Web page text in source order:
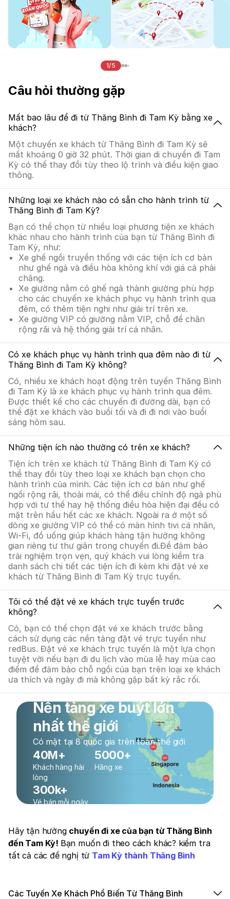
1/5
Câu hỏi thường gặp
Mất bao lâu để đi từ Thăng Bình đi Tam Kỳ bằng xe
khách?
Một chuyến xe khách từ Thăng Bình đi Tam Kỳ sẽ
mất khoảng 0 giờ 32 phút. Thời gian di chuyển đi Tam
Kỳ có thể thay đổi tùy theo lộ trình và điều kiện giao
thông.
Những loại xe khách nào có sẵn cho hành trình từ
Thăng Bình đi Tam Kỳ?
Bạn có thể chọn từ nhiều loại phương tiện xe khách
khác nhau cho hành trình của bạn từ Thăng Bình đi
Tam Kỳ, như:
Xe ghế ngồi truyền thống với các tiện ích cơ bản
như ghế ngả và điều hòa không khí với giá cả phải
chăng.
Xe giường nằm có ghế ngả thành giường phù hợp
cho các chuyến xe khách phục vụ hành trình qua
đêm, có thêm tiện nghi như giải trí trên xe.
Xe giường VIP có giường nằm VIP, chỗ để chân
rộng rãi và hệ thống giải trí cá nhân.
Có xe khách phục vụ hành trình qua đêm nào đi từ
Thăng Bình đi Tam Kỳ không?
Có, nhiều xe khách hoạt động trên tuyến Thăng Bình
đi Tam Kỳ là xe khách phục vụ hành trình qua đêm.
Được thiết kế cho các chuyến đi đường dài, bạn có
thể đặt xe khách vào buổi tối và đi đi nơi vào buổi
sáng hôm sau.
Những tiện ích nào thường có trên xe khách?
Tiện ích trên xe khách từ Thăng Bình đi Tam Kỳ có
thể thay đổi tùy theo loại xe khách bạn chọn cho
hành trình của mình. Các tiện ích cơ bản như ghế
ngồi rộng rãi, thoải mái, có thể điều chỉnh độ ngả phù
hợp với tư thế hay hệ thống điều hòa hiện đại đều có
mặt trên hầu hết các xe khách. Ngoài ra ở một số
dòng xe giường VIP có thể có màn hình tivi cá nhân,
Wi-Fi, đồ uống giúp khách hàng tận hưởng không
gian riêng tư thư giãn trong chuyến đi.Để đảm bảo
trải nghiệm trọn vẹn, quý khách vui lòng kiểm tra
danh sách chi tiết các tiện ích đi kèm khi đặt vé xe
khách từ Thăng Bình đi Tam Kỳ trực tuyến.
Tôi có thể đặt vé xe khách trực tuyến trước
không?
Có, bạn có thể chọn đặt vé xe khách trước bằng
cách sử dụng các nền tảng đặt vé trực tuyến như
redBus. Đặt vé xe khách trực tuyến là một lựa chọn
tuyệt vời nếu bạn đi du lịch vào mùa lễ hay mùa cao
điểm để đảm bảo chỗ ngồi của bạn trên loại xe khách
ưa thích và ngày đi mà không gặp bất kỳ rắc rối.
Nền tảng xe buýt lớn
nhất thế giới
Có mặt tại 8 quốc gia trên toàn thế giới
40M+
Khách hàng hài
lòng
5000+
Hãng xe
300k+
Vé bán mỗi ngày
Hãy tận hưởng chuyến đi xe của bạn từ Thăng Bình
đến Tam Kỳ! Bạn muốn đi theo cách khác? kiểm tra
tất cả các đề nghị từ Tam Kỳ thành Thăng Bình
Các Tuyến Xe Khách Phổ Biến Từ Thăng Bình